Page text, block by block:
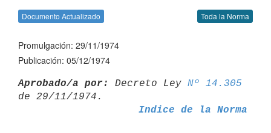
Documento Actualizado Toda la Norma
Promulgación: 29/11/1974
Publicación: 05/12/1974
Aprobado/a por: Decreto Ley Nº 14.305
Indice de la Norma